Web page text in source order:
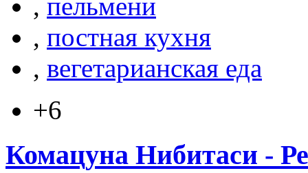
, постная кухня
, вегетарианская еда
+6
Комацуна Нибитаси -